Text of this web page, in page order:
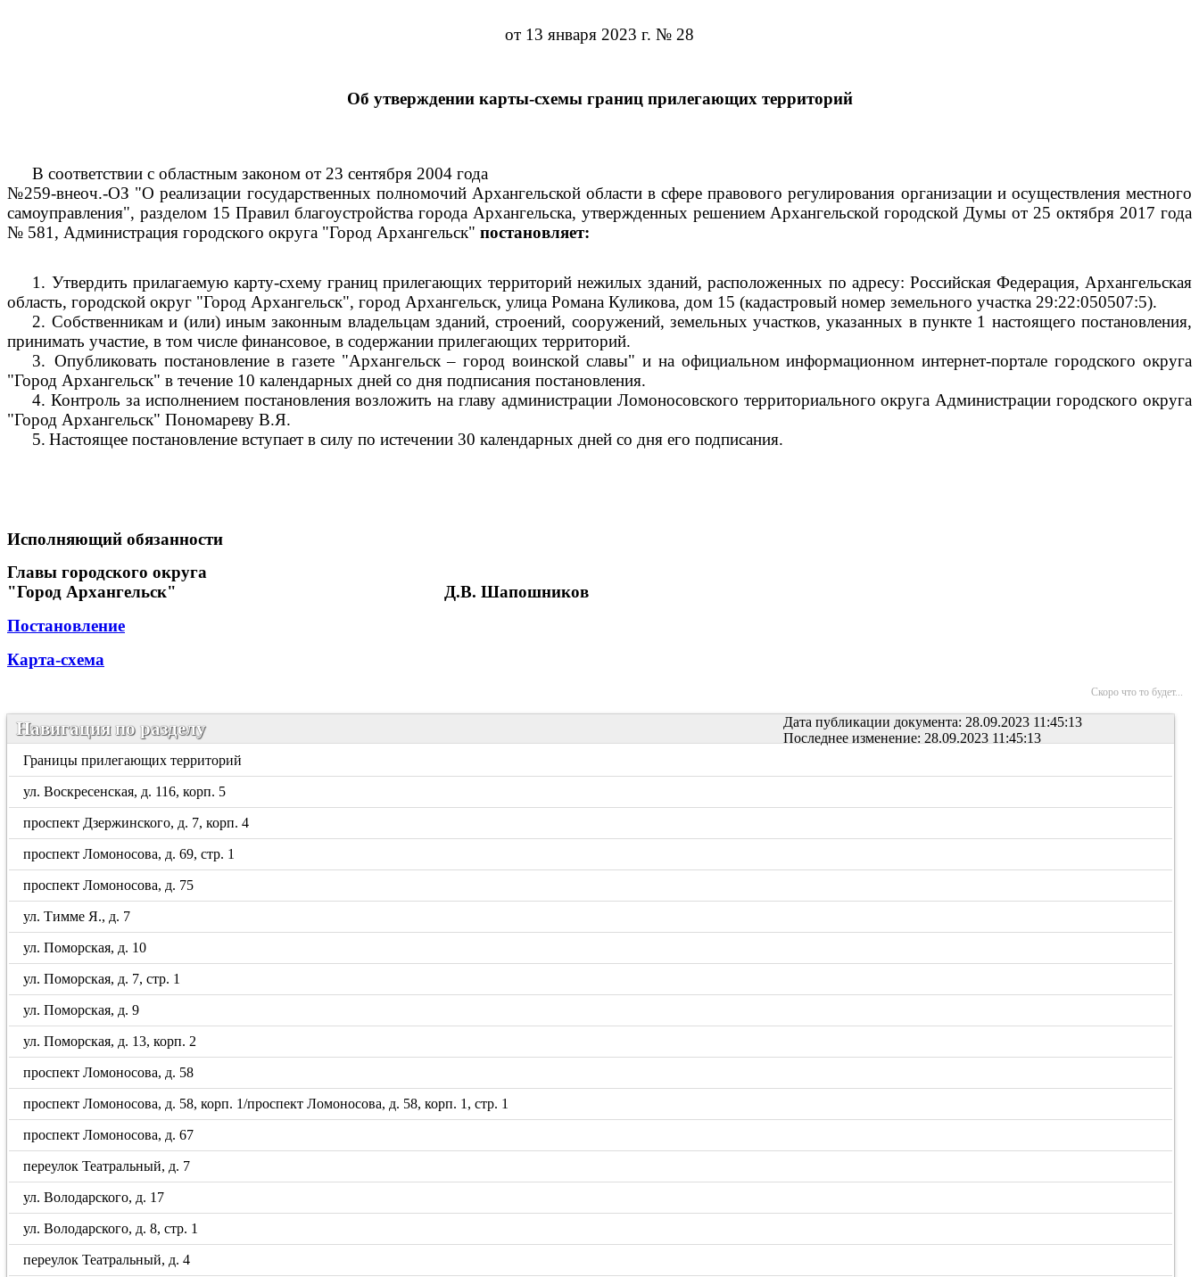
от 13 января 2023 г. № 28
Об утверждении карты-схемы границ прилегающих территорий
В соответствии с областным законом от 23 сентября 2004 года
№259-внеоч.-ОЗ "О реализации государственных полномочий Архангельской области в сфере правового регулирования организации и осуществления местного
самоуправления", разделом 15 Правил благоустройства города Архангельска, утвержденных решением Архангельской городской Думы от 25 октября 2017 года
№ 581, Администрация городского округа "Город Архангельск" постановляет:
1. Утвердить прилагаемую карту-схему границ прилегающих территорий нежилых зданий, расположенных по адресу: Российская Федерация, Архангельская
область, городской округ "Город Архангельск", город Архангельск, улица Романа Куликова, дом 15 (кадастровый номер земельного участка 29:22:050507:5).
2. Собственникам и (или) иным законным владельцам зданий, строений, сооружений, земельных участков, указанных в пункте 1 настоящего постановления,
принимать участие, в том числе финансовое, в содержании прилегающих территорий.
3. Опубликовать постановление в газете "Архангельск – город воинской славы" и на официальном информационном интернет-портале городского округа
"Город Архангельск" в течение 10 календарных дней со дня подписания постановления.
4. Контроль за исполнением постановления возложить на главу администрации Ломоносовского территориального округа Администрации городского округа
"Город Архангельск" Пономареву В.Я.
5. Настоящее постановление вступает в силу по истечении 30 календарных дней со дня его подписания.
Исполняющий обязанности
Главы городского округа
"Город Архангельск"
Д.В. Шапошников
Постановление
Карта-схема
Скоро что то будет...
Дата публикации документа: 28.09.2023 11:45:13
Последнее изменение: 28.09.2023 11:45:13
Навигация по разделу
Границы прилегающих территорий
ул. Воскресенская, д. 116, корп. 5
проспект Дзержинского, д. 7, корп. 4
проспект Ломоносова, д. 69, стр. 1
проспект Ломоносова, д. 75
ул. Тимме Я., д. 7
ул. Поморская, д. 10
ул. Поморская, д. 7, стр. 1
ул. Поморская, д. 9
ул. Поморская, д. 13, корп. 2
проспект Ломоносова, д. 58
проспект Ломоносова, д. 58, корп. 1/проспект Ломоносова, д. 58, корп. 1, стр. 1
проспект Ломоносова, д. 67
переулок Театральный, д. 7
ул. Володарского, д. 17
ул. Володарского, д. 8, стр. 1
переулок Театральный, д. 4